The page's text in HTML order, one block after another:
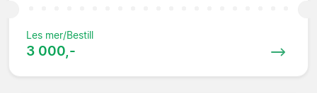
Les mer/Bestill
3 000,-